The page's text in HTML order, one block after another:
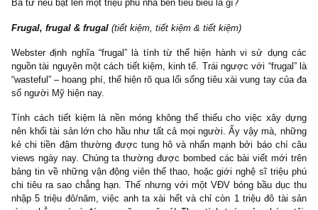
trung vị 1.6 triệu USD trên còn tạo ra thu nhập để chúng tôi
– Là một nhóm chung, chúng tôi có vẻ được đào tạo tốt. Chỉ
trong số chúng tôi không có bằng đại học, còn lại đa số đều có
cao: 8% có bằng thạc sĩ, 8% bằng luật sư, 8% bác sĩ và 6% tiến
– Chúng tôi là nhữngnhà đầu tư cẩn trọng, khó tính.Trung
chúng tôi đầu tư 20% thu nhập khả dụng của hộ gia đình cho hoạt
đầu tư. 79% trong số chúng tôi có ít nhất một tài khoản đầu tư
khoán ở các hãng môi giới. Tuy nhiên chúng tôi hoàn toàn tự
định lấy danh mục đầu tư cho bản thân (*)